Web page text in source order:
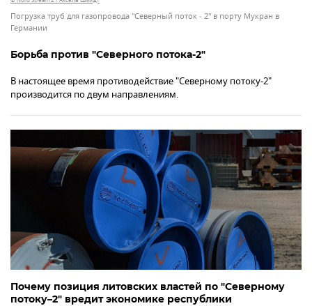
Погрузка труб для газопровода "Северный поток ‑ 2" в порту Мукран в
Германии
Борьба против "Северного потока-2"
В настоящее время противодействие "Северному потоку-2"
производится по двум направлениям.
Почему позиция литовских властей по "Северному
потоку–2" вредит экономике республики